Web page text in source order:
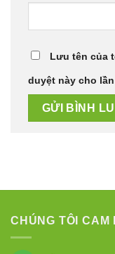
Lưu tên của
duyệt này cho
CHÚNG TÔI CAM